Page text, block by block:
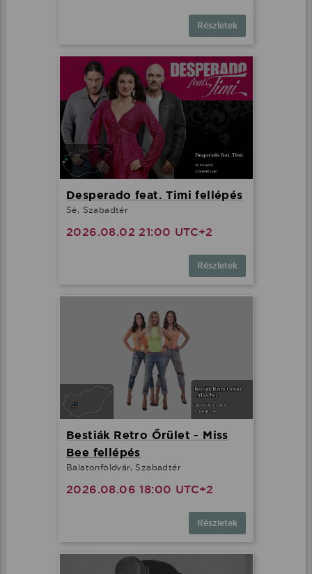
Részletek
Desperado feat. Timi fellépés
Sé, Szabadtér
2026.08.02 21:00 UTC+2
Részletek
Bestiák Retro Őrület - Miss
Bee fellépés
Balatonföldvár, Szabadtér
2026.08.06 18:00 UTC+2
Részletek